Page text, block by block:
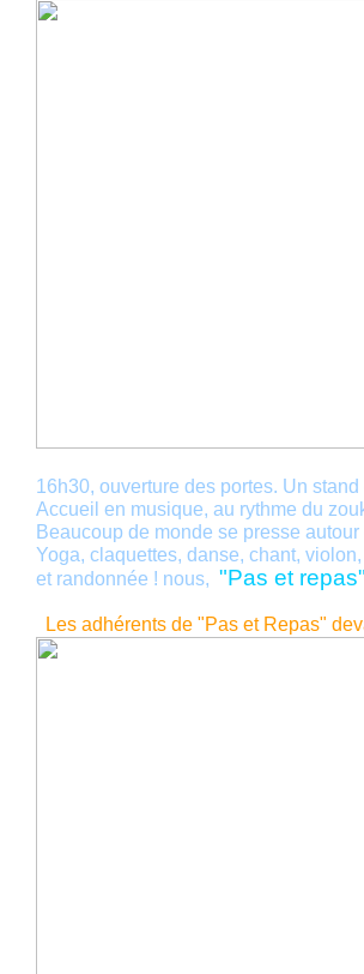
16h30, ouverture des portes. Un
Accueil en musique, au rythme du
Beaucoup de monde se presse
Yoga, claquettes, danse, chant,
et randonnée ! nous, "Pas et
Les adhérents de "Pas et Repas"